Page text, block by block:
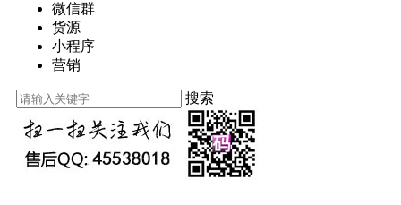
微信群
货源
小程序
营销
搜索